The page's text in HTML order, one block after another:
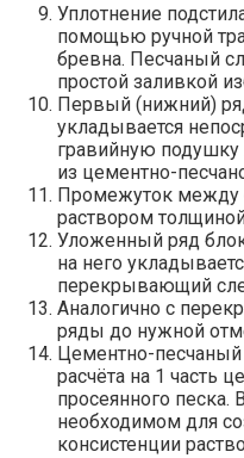
Уплотнение
помощью ручной
бревна. Песчаный
простой заливкой
Первый (нижний)
укладывается
гравийную
из цементно-
Промежуток между
раствором
Уложенный ряд
на него
перекрывающий
Аналогично с
ряды до нужной
Цементно-песчаный
расчёта на 1 часть
просеянного песка.
необходимом для
консистенции